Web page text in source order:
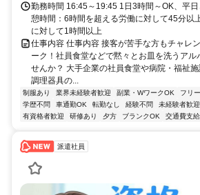
勤務時間 16:45～19:45 1日3時間～OK、平
憩時間：6時間を超える労働に対して45分以
に対して1時間以上
仕事内容 仕事内容 接客が苦手な方もチャレ
ーク！社員食堂などで黙々とお皿を洗うアル
せんか？ 大手企業の社員食堂や病院・福祉
調理器具の...
制服あり 業界未経験者歓迎 副業・WワークOK フリ
学歴不問
車通勤OK 転勤なし 経験不問 未経験者歓迎
有資格者歓迎
研修あり 夕方 ブランクOK 交通費支給
派遣社員